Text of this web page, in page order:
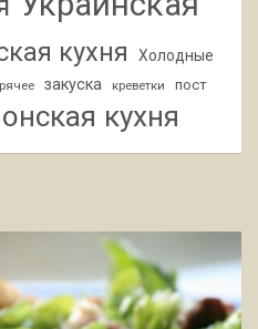
кухня
Холодные
закуска креветки пост
кухня